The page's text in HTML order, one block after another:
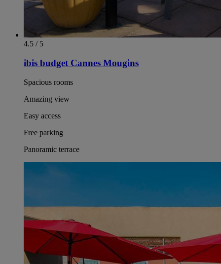
4.5 / 5
ibis budget Cannes Mougins
Spacious rooms
Amazing view
Easy access
Free parking
Panoramic terrace